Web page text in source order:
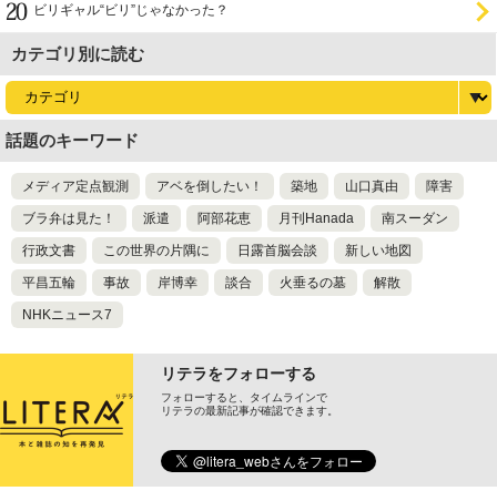
ビリギャル“ビリ”じゃなかった？
カテゴリ別に読む
話題のキーワード
メディア定点観測 アベを倒したい！ 築地 山口真由 障害
ブラ弁は見た！ 派遣 阿部花恵 月刊Hanada 南スーダン
行政文書 この世界の片隅に 日露首脳会談 新しい地図
平昌五輪 事故 岸博幸 談合 火垂るの墓 解散
NHKニュース7
リテラをフォローする
フォローすると、タイムラインで
リテラの最新記事が確認できます。